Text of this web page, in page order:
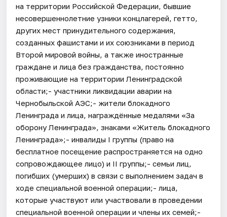
на территории Российской Федерации, бывшие
несовершеннолетние узники концлагерей, гетто,
других мест принудительного содержания,
созданных фашистами и их союзниками в период
Второй мировой войны, а также иностранные
граждане и лица без гражданства, постоянно
проживающие на территории Ленинградской
области;- участники ликвидации аварии на
Чернобыльской АЭС;- жители блокадного
Ленинграда и лица, награждённые медалями «За
оборону Ленинграда», знаками «Житель блокадного
Ленинграда»;- инвалиды I группы (право на
бесплатное посещение распространяется на одно
сопровождающее лицо) и II группы;- семьи лиц,
погибших (умерших) в связи с выполнением задач в
ходе специальной военной операции;- лица,
которые участвуют или участвовали в проведении
специальной военной операции и члены их семей;-